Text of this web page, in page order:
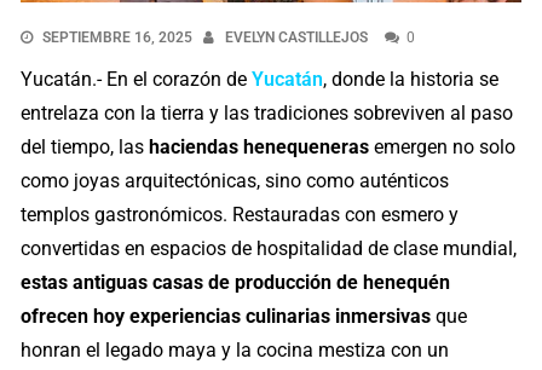
SEPTIEMBRE 16, 2025 EVELYN CASTILLEJOS 0
Yucatán.- En el corazón deYucatán, donde la historia se
entrelaza con la tierra y las tradiciones sobreviven al paso
del tiempo, lashaciendas henequeneras emergen no solo
como joyas arquitectónicas, sino como auténticos
templos gastronómicos. Restauradas con esmero y
convertidas en espacios de hospitalidad de clase mundial,
estas antiguas casas de producción de henequén
ofrecen hoy experiencias culinarias inmersivas que
honran el legado maya y la cocina mestiza con un